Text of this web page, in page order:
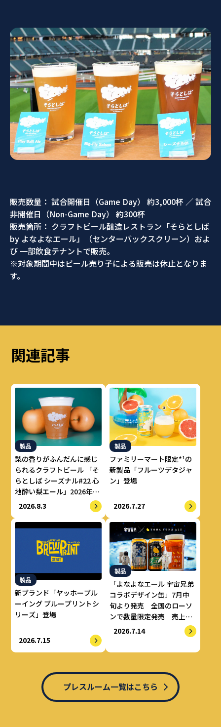
販売数量： 試合開催日（Game Day） 約3,000杯 ／ 試合
非開催日（Non-Game Day） 約300杯
販売箇所： クラフトビール醸造レストラン「そらとしば
by よなよなエール」（センターバックスクリーン）およ
び 一部飲食テナントで販売。
※対象期間中はビール売り子による販売は休止となりま
す。
関連記事
製品
梨の香りがふんだんに感じ
られるクラフトビール 「そ
らとしば シーズナル#22 心
地酔い梨エール」2026年8
月上旬より数量限定で提供
2026.8.3
製品
ファミリーマート限定*¹の
新製品「フルーツデタジャ
ン」登場
2026.7.27
製品
新ブランド「ヤッホーブル
ーイング ブループリントシ
リーズ」登場
2026.7.15
製品
「よなよなエール 宇宙兄弟
コラボデザイン缶」7月中
旬より発売 全国のローソ
ンで数量限定発売 売上の
一部をALS治療研究費とし
2026.7.14
プレスルーム一覧はこちら